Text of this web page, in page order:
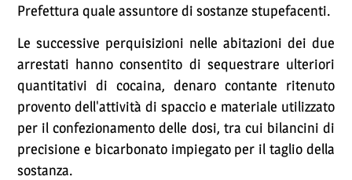
Prefettura quale assuntore di sostanze stupefacenti.
Le successive perquisizioni nelle abitazioni dei due
arrestati hanno consentito di sequestrare ulteriori
quantitativi di cocaina, denaro contante ritenuto
provento dell'attività di spaccio e materiale utilizzato
per il confezionamento delle dosi, tra cui bilancini di
precisione e bicarbonato impiegato per il taglio della
sostanza.